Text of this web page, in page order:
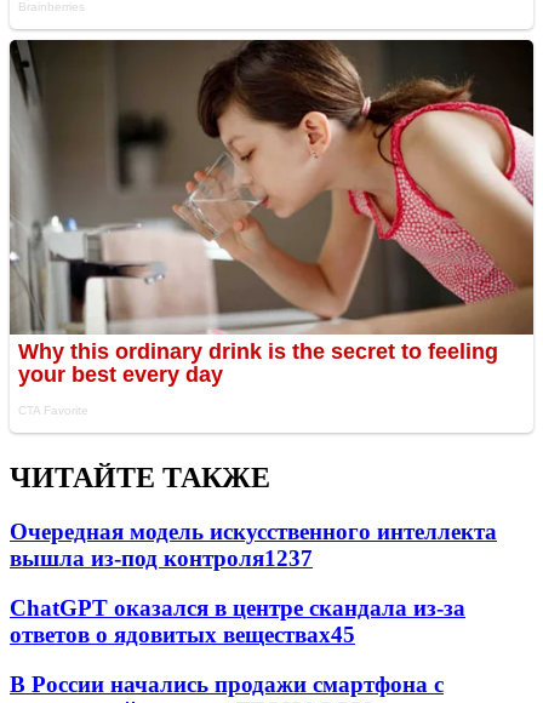
ЧИТАЙТЕ ТАКЖЕ
Очередная модель искусственного интеллекта
вышла из-под контроля1237
ChatGPT оказался в центре скандала из-за
ответов о ядовитых веществах45
В России начались продажи смартфона с